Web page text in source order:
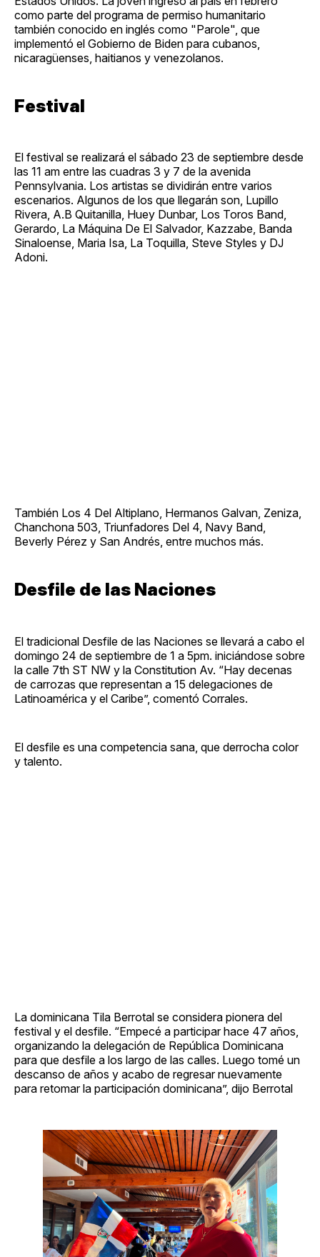
como parte del programa de permiso humanitario
también conocido en inglés como "Parole", que
implementó el Gobierno de Biden para cubanos,
nicaragüenses, haitianos y venezolanos.
Festival
El festival se realizará el sábado 23 de septiembre desde
las 11 am entre las cuadras 3 y 7 de la avenida
Pennsylvania. Los artistas se dividirán entre varios
escenarios. Algunos de los que llegarán son, Lupillo
Rivera, A.B Quitanilla, Huey Dunbar, Los Toros Band,
Gerardo, La Máquina De El Salvador, Kazzabe, Banda
Sinaloense, Maria Isa, La Toquilla, Steve Styles y DJ
Adoni.
También Los 4 Del Altiplano, Hermanos Galvan, Zeniza,
Chanchona 503, Triunfadores Del 4, Navy Band,
Beverly Pérez y San Andrés, entre muchos más.
Desfile de las Naciones
El tradicional Desfile de las Naciones se llevará a cabo el
domingo 24 de septiembre de 1 a 5pm. iniciándose sobre
la calle 7th ST NW y la Constitution Av. “Hay decenas
de carrozas que representan a 15 delegaciones de
Latinoamérica y el Caribe”, comentó Corrales.
El desfile es una competencia sana, que derrocha color
y talento.
La dominicana Tila Berrotal se considera pionera del
festival y el desfile. “Empecé a participar hace 47 años,
organizando la delegación de República Dominicana
para que desfile a los largo de las calles. Luego tomé un
descanso de años y acabo de regresar nuevamente
para retomar la participación dominicana”, dijo Berrotal